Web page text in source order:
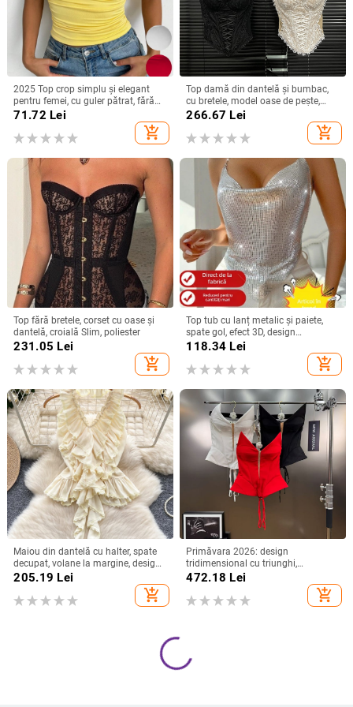
2025 Top crop simplu și elegant
pentru femei, cu guler pătrat, fără
mâneci, cu model european și
71.72 Lei
add_shopping_cart
Top damă din dantelă și bumbac,
cu bretele, model oase de pește,
croială Slim, lungime scurtă
266.67 Lei
add_shopping_cart
Top fără bretele, corset cu oase și
dantelă, croială Slim, poliester
231.05 Lei
add_shopping_cart
Top tub cu lanț metalic și paiete,
spate gol, efect 3D, design
neregulat, bretele halter detașabile
118.34 Lei
add_shopping_cart
Maiou din dantelă cu halter, spate
decupat, volane la margine, design
de vară
205.19 Lei
add_shopping_cart
Primăvara 2026: design
tridimensional cu triunghi,
patchwork perforat, șnur la talie, top
472.18 Lei
add_shopping_cart